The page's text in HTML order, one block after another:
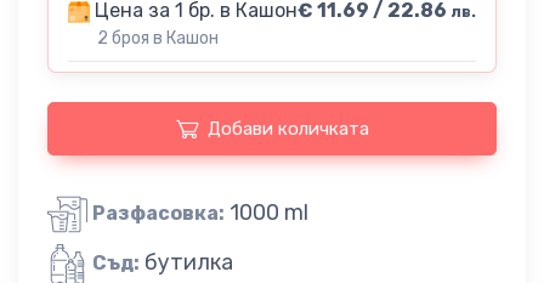
Цена за 1 бр. в Кашон
2 броя в Кашон
€ 11.69 / 22.86 лв.
Добави количката
Разфасовка: 1000 ml
Съд: бутилка